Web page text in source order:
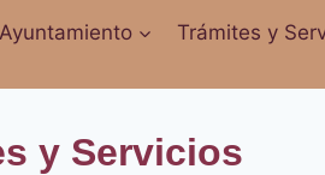
Ayuntamiento Trámites y
y Servicios